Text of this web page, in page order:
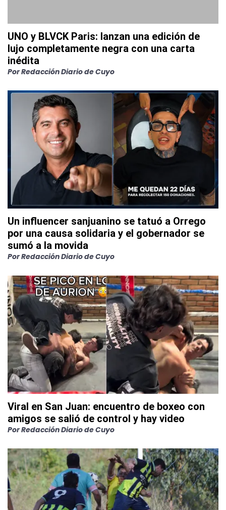
UNO y BLVCK Paris: lanzan una edición de
lujo completamente negra con una carta
inédita
PorRedacción Diario de Cuyo
Un influencer sanjuanino se tatuó a Orrego
por una causa solidaria y el gobernador se
sumó a la movida
PorRedacción Diario de Cuyo
Viral en San Juan: encuentro de boxeo con
amigos se salió de control y hay video
PorRedacción Diario de Cuyo